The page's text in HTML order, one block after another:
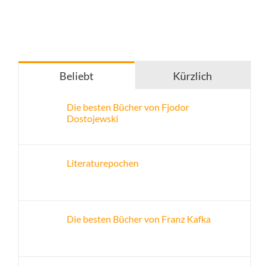
Beliebt Kürzlich
Die besten Bücher von Fjodor
Dostojewski
Literaturepochen
Die besten Bücher von Franz Kafka